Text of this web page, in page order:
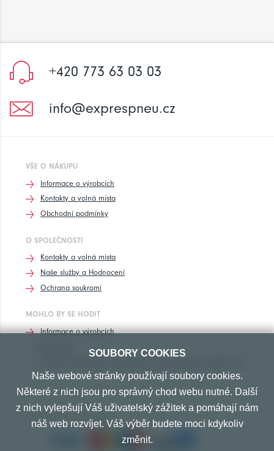
+420 773 63 03 03
info@exprespneu.cz
VŠE O NÁKUPU
Informace o výrobcích
Kontakty a volná místa
Obchodní podmínky
O SPOLEČNOSTI
Kontakty a volná místa
Naše služby a Hodnocení
Ochrana soukromí
MOHLO BY SE HODIT
Informace o výrobcích
PŘIJÍMÁME TYTO PLATBY
SOUBORY COOKIES
Naše webové stránky používají soubory cookies.
Některé z nich jsou pro správný chod webu nutné. Další
z nich vylepšují Váš uživatelský zážitek a pomáhají nám
náš web rozvíjet. Váš výběr budete moci kdykoliv
změnit.